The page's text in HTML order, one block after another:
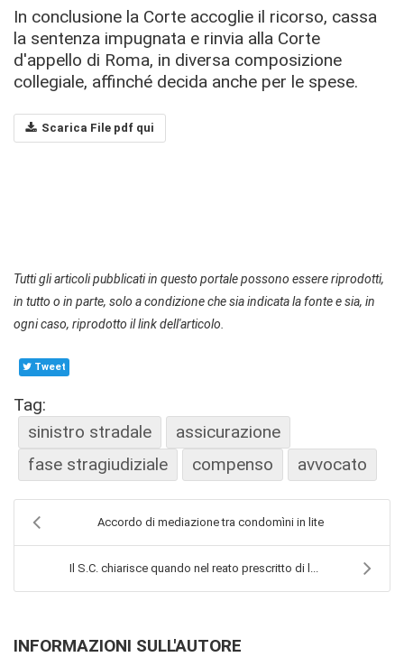
In conclusione la Corte accoglie il ricorso, cassa
la sentenza impugnata e rinvia alla Corte
d'appello di Roma, in diversa composizione
collegiale, affinché decida anche per le spese.
Scarica File pdf qui
Tutti gli articoli pubblicati in questo portale possono essere riprodotti,
in tutto o in parte, solo a condizione che sia indicata la fonte e sia, in
ogni caso, riprodotto il link dell'articolo.
Tweet
Tag:
sinistro stradale
assicurazione
fase stragiudiziale
compenso avvocato
Accordo di mediazione tra condomìni in lite
Il S.C. chiarisce quando nel reato prescritto di l...
INFORMAZIONI SULL'AUTORE